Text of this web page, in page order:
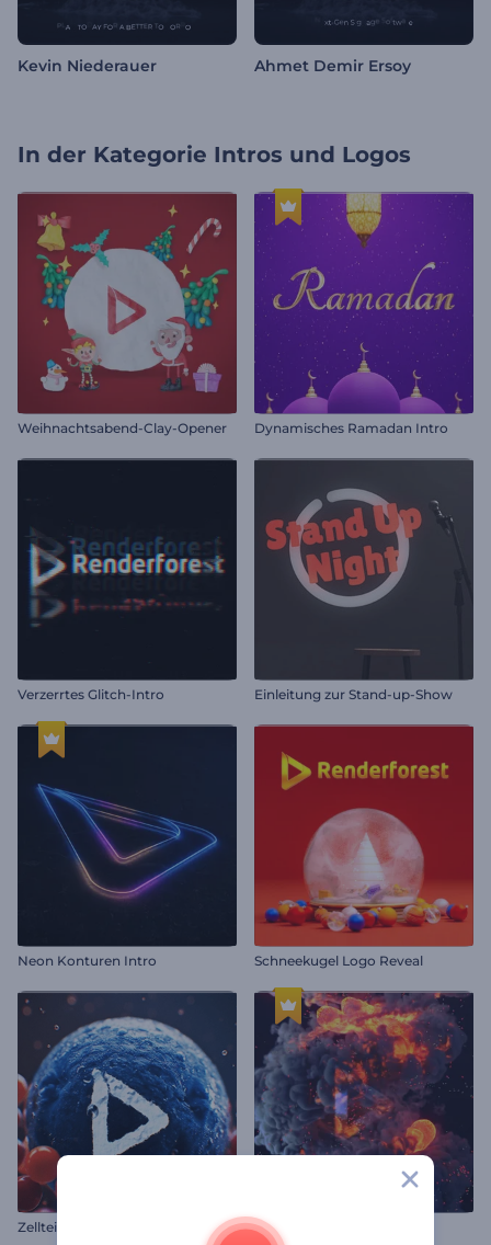
Kevin Niederauer Ahmet Demir Ersoy
In der Kategorie Intros und Logos
Weihnachtsabend-Clay-Opener Dynamisches Ramadan Intro
Verzerrtes Glitch-Intro Einleitung zur Stand-up-Show
Neon Konturen Intro Schneekugel Logo Reveal
Zellteilung Logo Reveal Feuerwirbel-Logo-Reveal